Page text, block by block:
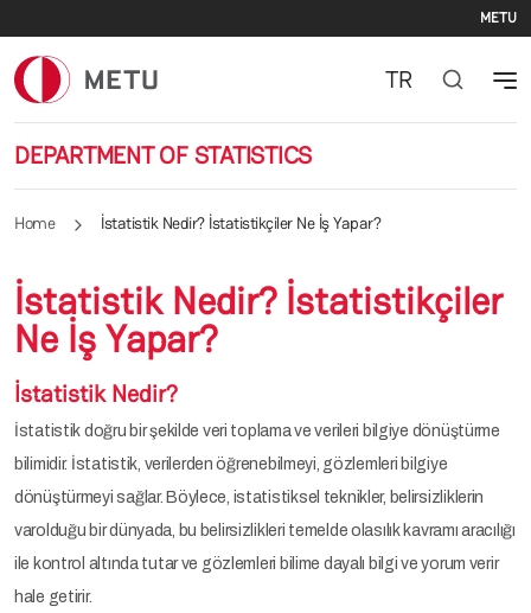
METU
DEPARTMENT OF STATISTICS
TR
Home İstatistik Nedir? İstatistikçiler Ne İş Yapar?
İstatistik Nedir? İstatistikçiler
Ne İş Yapar?
İstatistik Nedir?
İstatistik doğru bir şekilde veri toplama ve verileri bilgiye dönüştürme
bilimidir. İstatistik, verilerden öğrenebilmeyi, gözlemleri bilgiye
dönüştürmeyi sağlar. Böylece, istatistiksel teknikler, belirsizliklerin
varolduğu bir dünyada, bu belirsizlikleri temelde olasılık kavramı aracılığı
ile kontrol altında tutar ve gözlemleri bilime dayalı bilgi ve yorum verir
hale getirir.